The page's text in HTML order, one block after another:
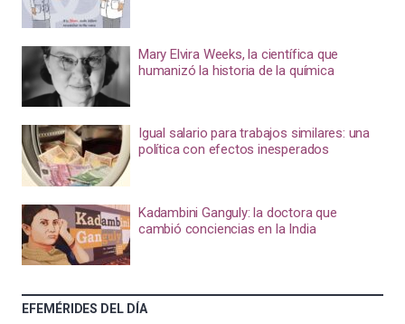
Mary Elvira Weeks, la científica que
humanizó la historia de la química
Igual salario para trabajos similares: una
política con efectos inesperados
Kadambini Ganguly: la doctora que
cambió conciencias en la India
EFEMÉRIDES DEL DÍA